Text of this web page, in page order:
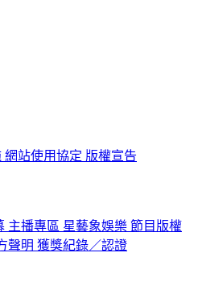
網站使用協定 版權宣告
主播專區 星藝象娛樂 節目版權
聲明 獲獎紀錄／認證